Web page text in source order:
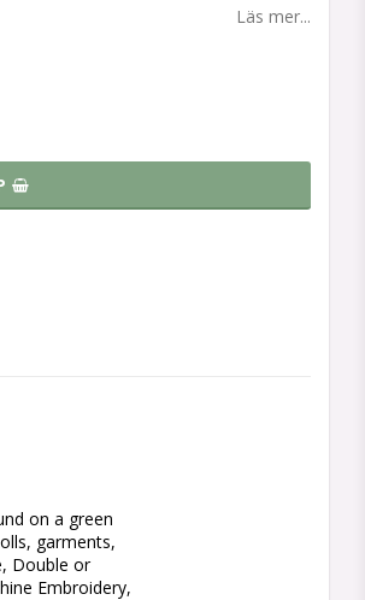
Läs mer...
on a green
garments,
Double or
Embroidery,